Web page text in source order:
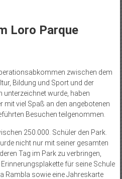
Loro Parque
zwischen dem
Bildung und Sport und der
wurde, haben
mit viel Spaß an den angebotenen
Besuchen teilgenommen.
250.000. Schüler den Park.
nicht nur mit seiner gesamten
Tag im Park zu verbringen,
für seine Schule
Rambla sowie eine Jahreskarte